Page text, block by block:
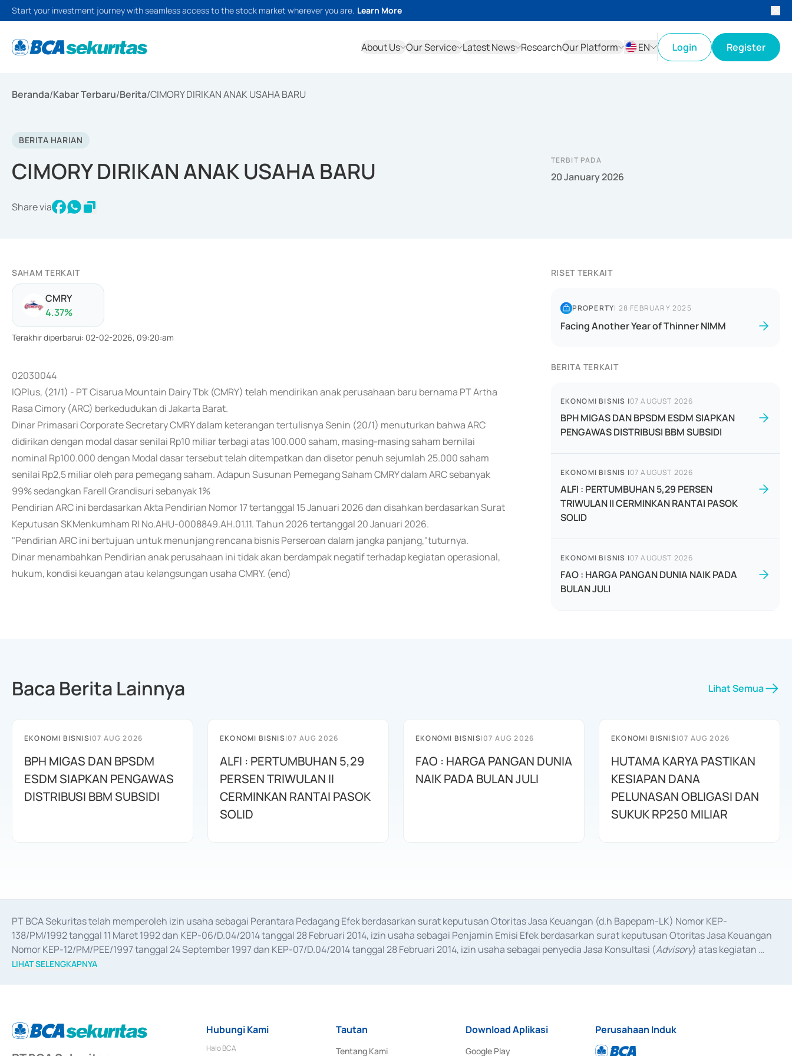
Start your investment journey with seamless access to the stock market wherever you are. Learn More
About Us Our Service Latest News ResearchOur Platform
EN
Login Register
Beranda/Kabar Terbaru/Berita/CIMORY DIRIKAN ANAK USAHA BARU
BERITA HARIAN
CIMORY DIRIKAN ANAK USAHA BARU
Share via
TERBIT PADA
20 January 2026
SAHAM TERKAIT
CMRY
4.37%
Terakhir diperbarui: 02-02-2026, 09:20:am
02030044
IQPlus, (21/1) - PT Cisarua Mountain Dairy Tbk (CMRY) telah mendirikan anak perusahaan baru bernama PT Artha
Rasa Cimory (ARC) berkedudukan di Jakarta Barat.
Dinar Primasari Corporate Secretary CMRY dalam keterangan tertulisnya Senin (20/1) menuturkan bahwa ARC
didirikan dengan modal dasar senilai Rp10 miliar terbagi atas 100.000 saham, masing-masing saham bernilai
nominal Rp100.000 dengan Modal dasar tersebut telah ditempatkan dan disetor penuh sejumlah 25.000 saham
senilai Rp2,5 miliar oleh para pemegang saham. Adapun Susunan Pemegang Saham CMRY dalam ARC sebanyak
99% sedangkan Farell Grandisuri sebanyak 1%
Pendirian ARC ini berdasarkan Akta Pendirian Nomor 17 tertanggal 15 Januari 2026 dan disahkan berdasarkan Surat
Keputusan SKMenkumham RI No.AHU-0008849.AH.01.11. Tahun 2026 tertanggal 20 Januari 2026.
"Pendirian ARC ini bertujuan untuk menunjang rencana bisnis Perseroan dalam jangka panjang,"tuturnya.
Dinar menambahkan Pendirian anak perusahaan ini tidak akan berdampak negatif terhadap kegiatan operasional,
hukum, kondisi keuangan atau kelangsungan usaha CMRY. (end)
RISET TERKAIT
PROPERTY| 28 FEBRUARY 2025
Facing Another Year of Thinner NIMM
BERITA TERKAIT
EKONOMI BISNIS |07 AUGUST 2026
BPH MIGAS DAN BPSDM ESDM SIAPKAN
PENGAWAS DISTRIBUSI BBM SUBSIDI
EKONOMI BISNIS |07 AUGUST 2026
ALFI : PERTUMBUHAN 5,29 PERSEN
TRIWULAN II CERMINKAN RANTAI PASOK
SOLID
EKONOMI BISNIS |07 AUGUST 2026
FAO : HARGA PANGAN DUNIA NAIK PADA
BULAN JULI
Baca Berita Lainnya Lihat Semua
EKONOMI BISNIS|07 AUG 2026
BPH MIGAS DAN BPSDM
ESDM SIAPKAN PENGAWAS
DISTRIBUSI BBM SUBSIDI
EKONOMI BISNIS|07 AUG 2026
ALFI : PERTUMBUHAN 5,29
PERSEN TRIWULAN II
CERMINKAN RANTAI PASOK
SOLID
EKONOMI BISNIS|07 AUG 2026
FAO : HARGA PANGAN DUNIA
NAIK PADA BULAN JULI
EKONOMI BISNIS|07 AUG 2026
HUTAMA KARYA PASTIKAN
KESIAPAN DANA
PELUNASAN OBLIGASI DAN
SUKUK RP250 MILIAR
PT BCA Sekuritas telah memperoleh izin usaha sebagai Perantara Pedagang Efek berdasarkan surat keputusan Otoritas Jasa Keuangan (d.h Bapepam-LK) Nomor KEP-
138/PM/1992 tanggal 11 Maret 1992 dan KEP-06/D.04/2014 tanggal 28 Februari 2014, izin usaha sebagai Penjamin Emisi Efek berdasarkan surat keputusan Otoritas Jasa Keuangan
Nomor KEP-12/PM/PEE/1997 tanggal 24 September 1997 dan KEP-07/D.04/2014 tanggal 28 Februari 2014, izin usaha sebagai penyedia Jasa Konsultasi (Advisory) atas kegiatan
merger, akuisisi, divestasi, dan
LIHAT SELENGKAPNYA
Hubungi Kami
Halo BCA
Tautan
Tentang Kami
Download Aplikasi
Google Play
Perusahaan Induk